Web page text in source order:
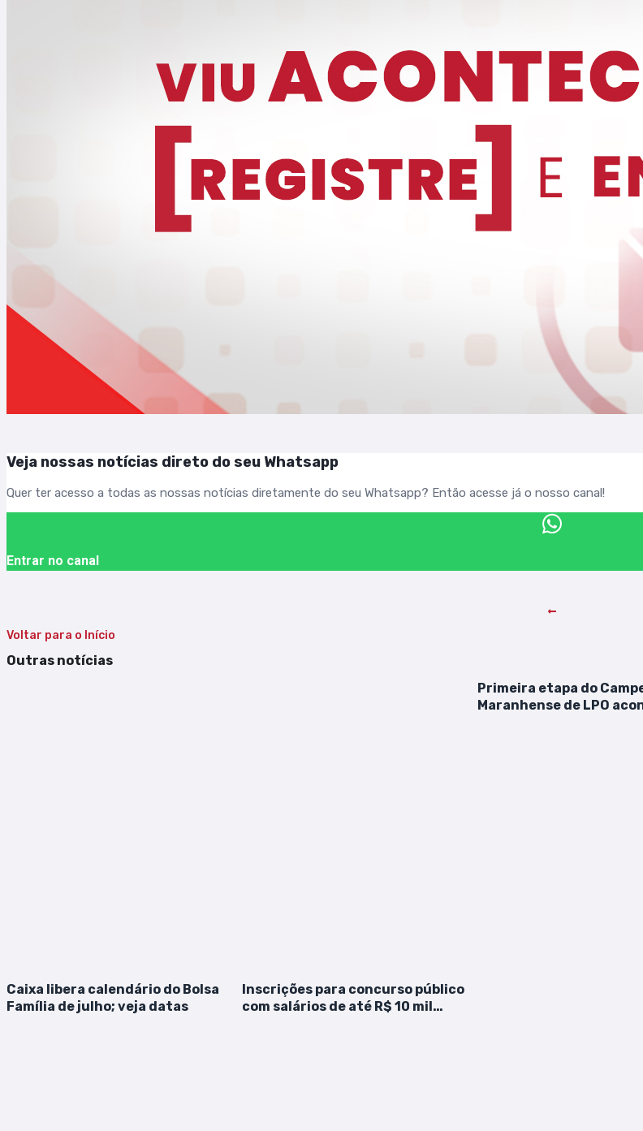
Veja nossas notícias direto do seu Whatsapp
Quer ter acesso a todas as nossas notícias diretamente do seu Whatsapp? Então acesse já o nosso canal!
Entrar no canal
Voltar para o Início
Outras notícias
Caixa libera calendário do Bolsa
Família de julho; veja datas
Inscrições para concurso público
com salários de até R$ 10 mil
Primeira etapa do
Maranhense de LPO